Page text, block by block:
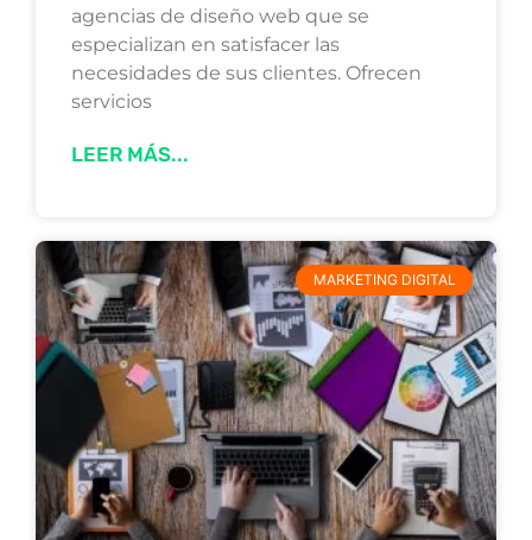
agencias de diseño web que se
especializan en satisfacer las
necesidades de sus clientes. Ofrecen
servicios
LEER MÁS...
MARKETING DIGITAL